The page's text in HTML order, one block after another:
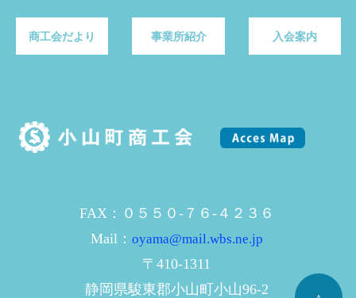
商工会だより 事業所紹介 入会案内
FAX：０５５０-７６-４２３６
Mail： oyama@mail.wbs.ne.jp
〒410-1311
静岡県駿東郡小山町小山96-2